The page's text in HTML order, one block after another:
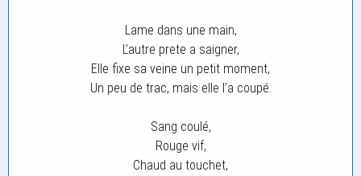
Lame dans une main,
L’autre prete a saigner,
Elle fixe sa veine un petit moment,
Un peu de trac, mais elle l’a coupé.
Sang coulé,
Rouge vif,
Chaud au touchet,